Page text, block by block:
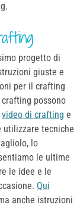
progetto di
giuste e
per il crafting
possono
video di crafting e
utilizzare tecniche
lo
le ultime
le idee e le
Qui
anche istruzioni